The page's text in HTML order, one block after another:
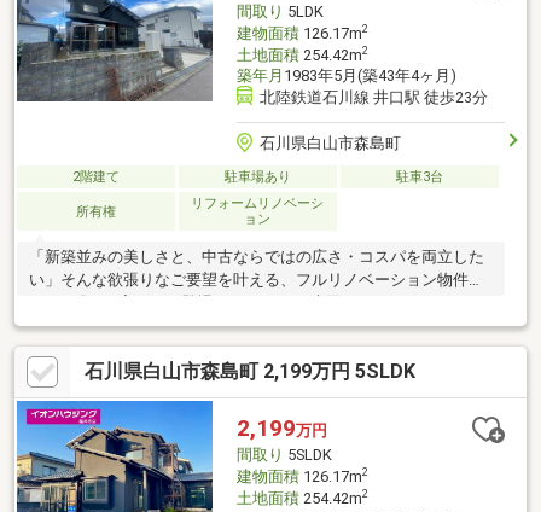
間取り 5LDK
建物面積126.17m2
土地面積254.42m2
築年月 1983年5月(築43年4ヶ月)
北陸鉄道石川線 井口駅 徒歩23分
石川県白山市森島町
2階建て 駐車場あり 駐車3台
所有権
リフォームリノベーシ
ョン
「新築並みの美しさと、中古ならではの広さ・コスパを両立した
い」そんな欲張りなご要望を叶える、フルリノベーション物件
ス・トイレ等）すべて新品交換！外壁・クロス・床も全面リニュ
ーアル。・土地76坪超（254.42㎡）、建物38坪超（126.17㎡）の
広大な5LDK。（ＬＤＫ拡張）・セカンドカーや来客時も安心の
「駐車3台可能」。・部屋数にゆとりがあるため、書斎確保や子供
部屋、ワークスペース等にも柔軟に対応。固定資産税 土地:23、
347円/建物:31、418円 未登記部分登記予定
石川県白山市森島町 2,199万円 5SLDK
2,199万円
間取り 5SLDK
建物面積126.17m2
土地面積254.42m2